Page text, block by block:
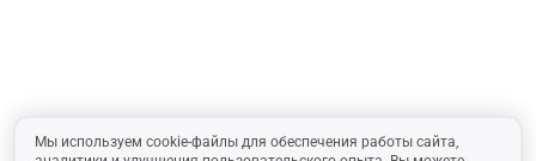
Мы используем cookie-файлы для обеспечения работы сайта,